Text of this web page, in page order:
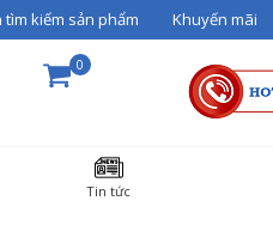
kiếm sản phẩm Khuyến mãi
0
Tin tức
THÀNH TIỀN